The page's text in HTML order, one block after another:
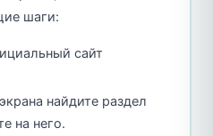
шаги:
сайт
найдите раздел
на него.